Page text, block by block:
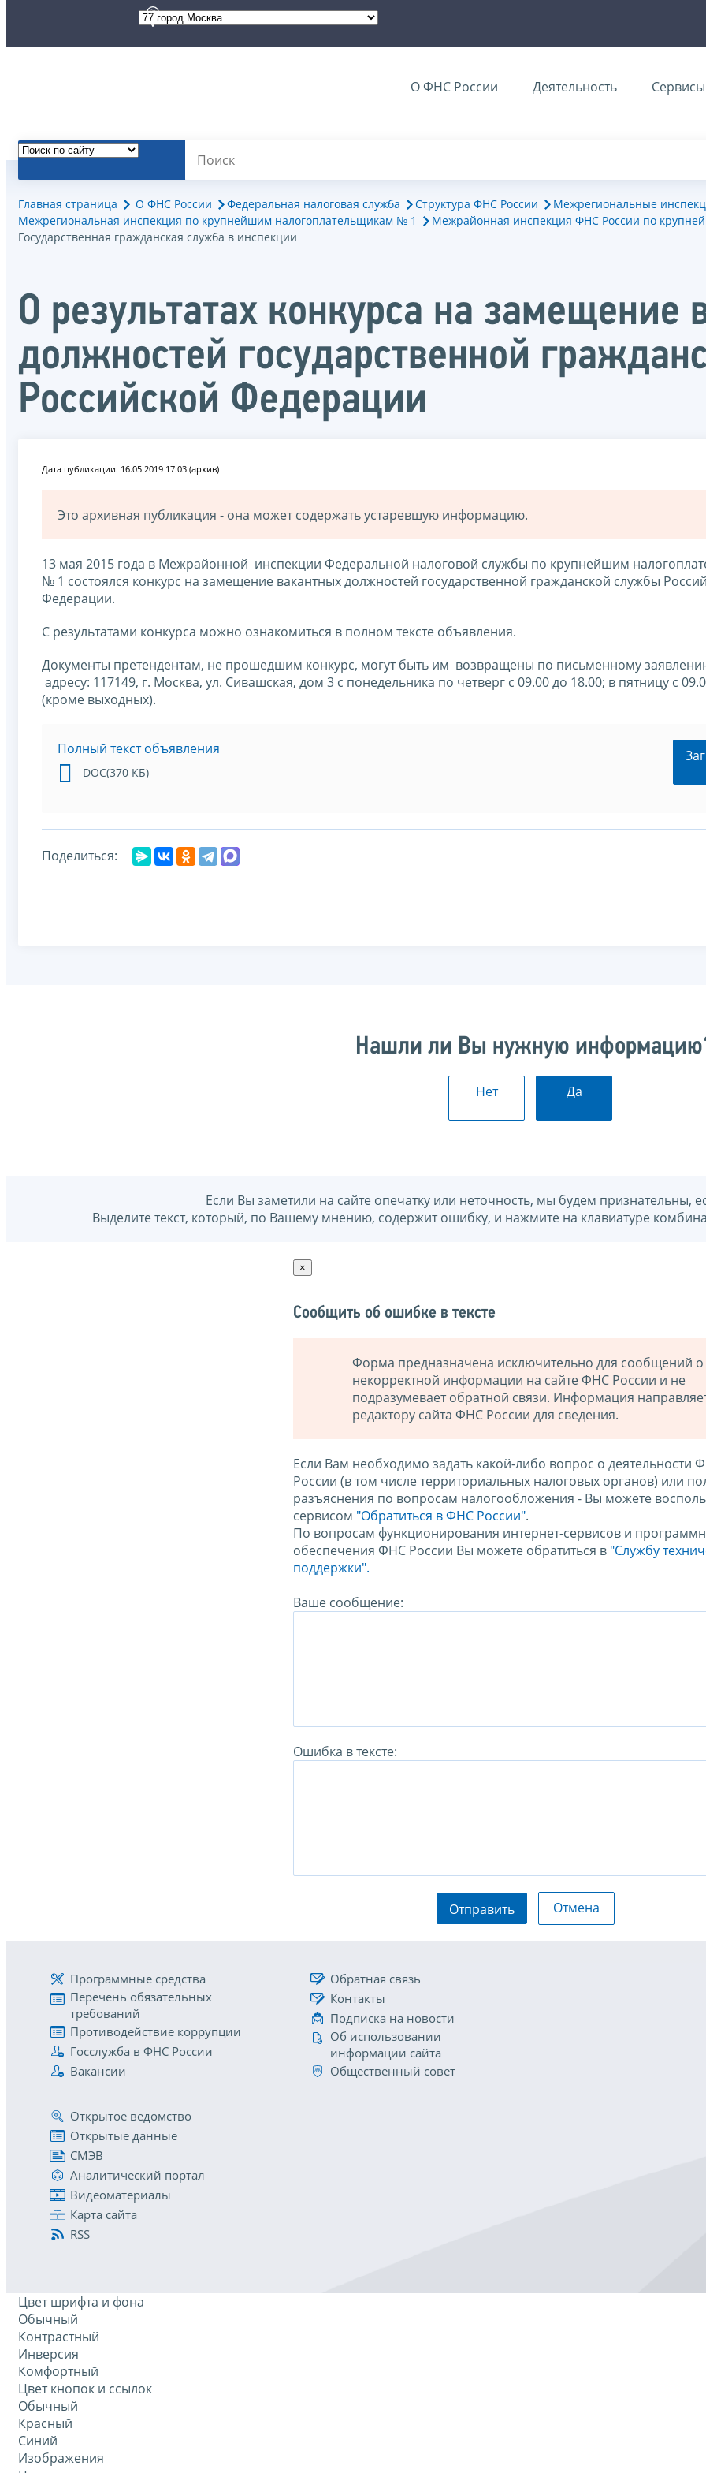
О ФНС России Деятельность Сервисы
Главная страница О ФНС России Федеральная налоговая служба Структура ФНС России
Межрегиональные
Межрегиональная инспекция по крупнейшим налогоплательщикам № 1
Межрайонная инспекция ФНС России по
Государственная гражданская служба в инспекции
О результатах конкурса на замещение
должностей государственной
Российской Федерации
Дата публикации: 16.05.2019 17:03 (архив)
Это архивная публикация - она может содержать устаревшую информацию.
13 мая 2015 года в Межрайонной инспекции Федеральной налоговой службы по крупнейшим
№ 1 состоялся конкурс на замещение вакантных должностей государственной гражданской службы
Федерации.
С результатами конкурса можно ознакомиться в полном тексте объявления.
Документы претендентам, не прошедшим конкурс, могут быть им возвращены по письменному
адресу: 117149, г. Москва, ул. Сивашская, дом 3 с понедельника по четверг с 09.00 до 18.00; в пятницу с
(кроме выходных).
Полный текст объявления
DOC(370 КБ)
Поделиться:
Нашли ли Вы нужную
Нет Да
Если Вы заметили на сайте опечатку или неточность, мы будем признательны,
Выделите текст, который, по Вашему мнению, содержит ошибку, и нажмите на клавиатуре
×
Сообщить об ошибке в тексте
Форма предназначена исключительно для сообщений о
некорректной информации на сайте ФНС России и не
подразумевает обратной связи. Информация
редактору сайта ФНС России для сведения.
Если Вам необходимо задать какой-либо вопрос о деятельности
России (в том числе территориальных налоговых органов) или
разъяснения по вопросам налогообложения - Вы можете
сервисом "Обратиться в ФНС России".
По вопросам функционирования интернет-сервисов и
обеспечения ФНС России Вы можете обратиться в "Службу
поддержки".
Ваше сообщение:
Ошибка в тексте:
Отправить Отмена
Программные средства
Перечень обязательных
требований
Противодействие коррупции
Госслужба в ФНС России
Вакансии
Обратная связь
Контакты
Подписка на новости
Об использовании
информации сайта
Общественный совет
Открытое ведомство
Открытые данные
СМЭВ
Аналитический портал
Видеоматериалы
Карта сайта
RSS
Цвет шрифта и фона
Обычный
Контрастный
Инверсия
Комфортный
Цвет кнопок и ссылок
Обычный
Красный
Синий
Изображения